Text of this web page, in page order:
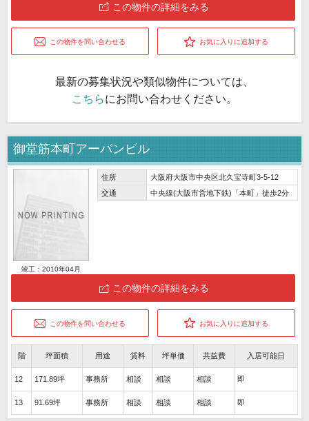
この物件の詳細をみる
この物件を問い合わせる お気に入りに追加する
最新の募集状況や類似物件については、
こちらにお問い合わせください。
御堂筋本町アーバンビル
竣工：2010年04月
住所
大阪府大阪市中央区北久宝寺町3-5-12
交通
中央線(大阪市営地下鉄)「本町」徒歩2分
この物件の詳細をみる
この物件を問い合わせる お気に入りに追加する
階 坪面積 用途 賃料 坪単価 共益費 入居可能日
12 171.89坪 事務所 相談 相談 相談 即
13 91.69坪 事務所 相談 相談 相談 即